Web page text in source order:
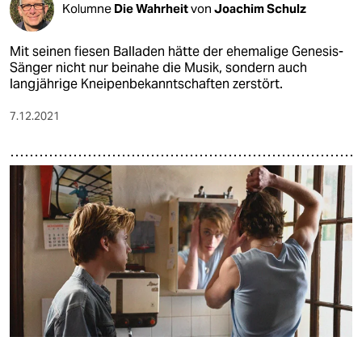
Kolumne Die Wahrheitvon Joachim Schulz
Mit seinen fiesen Balladen hätte der ehemalige Genesis-
Sänger nicht nur beinahe die Musik, sondern auch
langjährige Kneipenbekanntschaften zerstört.
7.12.2021